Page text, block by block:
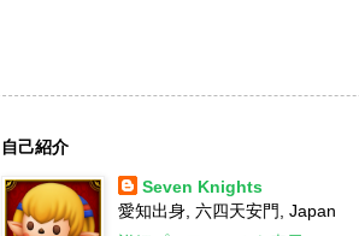
自己紹介
Seven Knights
愛知出身, 六四天安門, Japan